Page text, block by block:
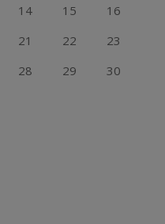
14 15
16
21 22
23
28 29
30